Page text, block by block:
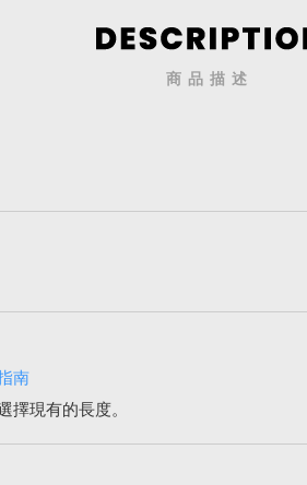
商品描述
南
擇現有的長度。